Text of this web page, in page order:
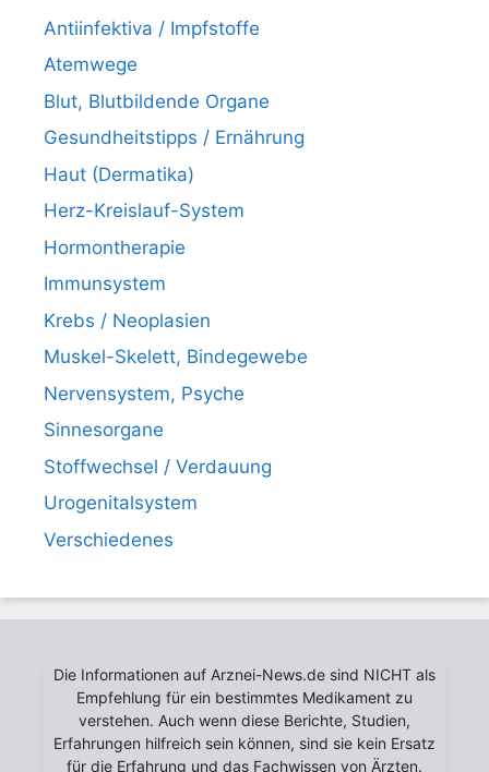
Antiinfektiva / Impfstoffe
Atemwege
Blut, Blutbildende Organe
Gesundheitstipps / Ernährung
Haut (Dermatika)
Herz-Kreislauf-System
Hormontherapie
Immunsystem
Krebs / Neoplasien
Muskel-Skelett, Bindegewebe
Nervensystem, Psyche
Sinnesorgane
Stoffwechsel / Verdauung
Urogenitalsystem
Verschiedenes
Die Informationen auf Arznei-News.de sind NICHT als
Empfehlung für ein bestimmtes Medikament zu
verstehen. Auch wenn diese Berichte, Studien,
Erfahrungen hilfreich sein können, sind sie kein Ersatz
für die Erfahrung und das Fachwissen von Ärzten.